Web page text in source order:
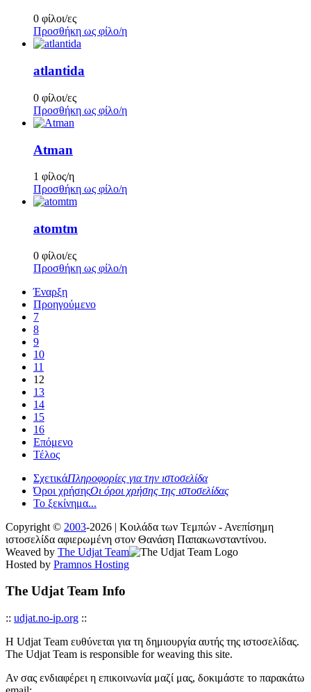
0 φίλοι/ες
Προσθήκη ως φίλο/η
atlantida
0 φίλοι/ες
Προσθήκη ως φίλο/η
Atman
1 φίλος/η
Προσθήκη ως φίλο/η
atomtm
0 φίλοι/ες
Προσθήκη ως φίλο/η
Έναρξη
Προηγούμενο
7
8
9
10
11
12
13
14
15
16
Επόμενο
Τέλος
ΣχετικάΠληροφορίες για την ιστοσελίδα
Όροι χρήσηςΟι όροι χρήσης της ιστοσελίδας
Το ξεκίνημα...
Copyright © 2003-2026 | Κοιλάδα των Τεμπών - Ανεπίσημη
ιστοσελίδα αφιερωμένη στον Θανάση Παπακωνσταντίνου.
Weaved by The Udjat Team
Hosted by Pramnos Hosting
The Udjat Team Info
:: udjat.no-ip.org ::
Η Udjat Team ευθύνεται για τη δημιουργία αυτής της ιστοσελίδας.
The Udjat Team is responsible for weaving this site.
Αν σας ενδιαφέρει η επικοινωνία μαζί μας, δοκιμάστε το παρακάτω